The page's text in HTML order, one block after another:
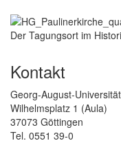
Der Tagungsort im
Kontakt
Georg-August-
Wilhelmsplatz 1 (Aula)
37073 Göttingen
Tel. 0551 39-0